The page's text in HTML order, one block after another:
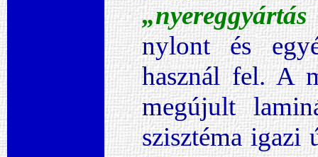
nylont és
használ fel. A
megújult
szisztéma igazi